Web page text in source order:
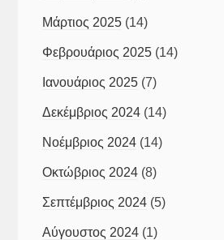
Μάρτιος 2025 (14)
Φεβρουάριος 2025 (14)
Ιανουάριος 2025 (7)
Δεκέμβριος 2024 (14)
Νοέμβριος 2024 (14)
Οκτώβριος 2024 (8)
Σεπτέμβριος 2024 (5)
Αύγουστος 2024 (1)